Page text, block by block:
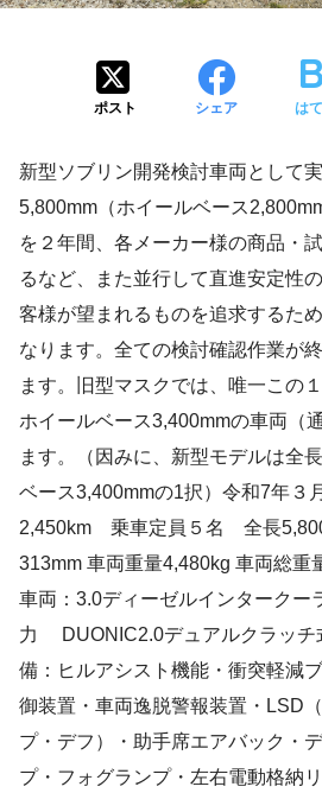
ポスト シェア は
新型ソブリン開発検討車両として
5,800mm（ホイールベース
を２年間、各メーカー様の商品・
るなど、また並行して直進安定性
客様が望まれるものを追求するた
なります。全ての検討確認作業が
ます。旧型マスクでは、唯一この
ホイールベース3,400mmの車両（
ます。（因みに、新型モデルは全
ベース3,400mmの1択）令和7年
2,450km 乗車定員５名 全長
313mm 車両重量4,480kg 車両総
車両：3.0ディーゼルインターク
力 DUONIC2.0デュアルクラッ
備：ヒルアシスト機能・衝突軽減
御装置・車両逸脱警報装置・LSD
プ・デフ）・助手席エアバック・
プ・フォグランプ・左右電動格納